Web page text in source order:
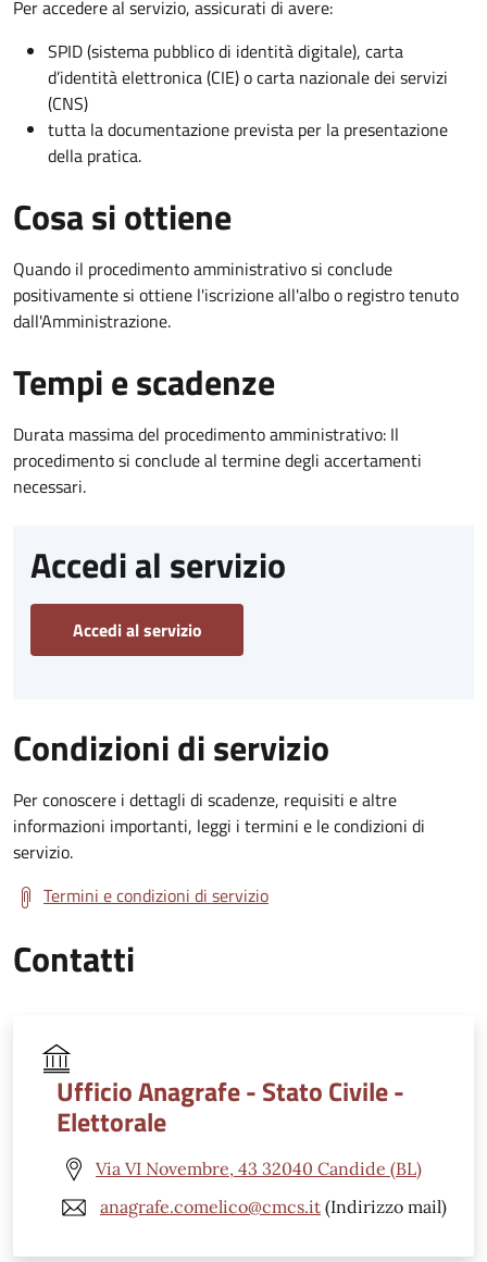
Per accedere al servizio, assicurati di avere:
SPID (sistema pubblico di identità digitale), carta
d’identità elettronica (CIE) o carta nazionale dei servizi
(CNS)
tutta la documentazione prevista per la presentazione
della pratica.
Cosa si ottiene
Quando il procedimento amministrativo si conclude
positivamente si ottiene l'iscrizione all'albo o registro tenuto
dall'Amministrazione.
Tempi e scadenze
Durata massima del procedimento amministrativo: Il
procedimento si conclude al termine degli accertamenti
necessari.
Accedi al servizio
Accedi al servizio
Condizioni di servizio
Per conoscere i dettagli di scadenze, requisiti e altre
informazioni importanti, leggi i termini e le condizioni di
servizio.
Termini e condizioni di servizio
Contatti
Ufficio Anagrafe - Stato Civile -
Elettorale
Via VI Novembre, 43 32040 Candide (BL)
anagrafe.comelico@cmcs.it (Indirizzo mail)